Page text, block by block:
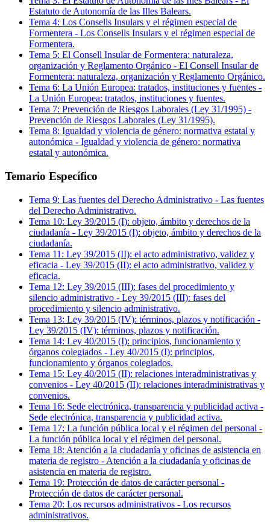
Estatuto de Autonomía de las Illes Balears.
Tema 4: Los Consells Insulars y el régimen especial de
Formentera - Los Consells Insulars y el régimen especial de
Formentera.
Tema 5: El Consell Insular de Formentera: naturaleza,
organización y Reglamento Orgánico - El Consell Insular de
Formentera: naturaleza, organización y Reglamento Orgánico.
Tema 6: La Unión Europea: tratados, instituciones y fuentes -
La Unión Europea: tratados, instituciones y fuentes.
Tema 7: Prevención de Riesgos Laborales (Ley 31/1995) -
Prevención de Riesgos Laborales (Ley 31/1995).
Tema 8: Igualdad y violencia de género: normativa estatal y
autonómica - Igualdad y violencia de género: normativa
estatal y autonómica.
Temario Específico
Tema 9: Las fuentes del Derecho Administrativo - Las fuentes
del Derecho Administrativo.
Tema 10: Ley 39/2015 (I): objeto, ámbito y derechos de la
ciudadanía - Ley 39/2015 (I): objeto, ámbito y derechos de la
ciudadanía.
Tema 11 : Ley 39/2015 (II): el acto administrativo, validez y
eficacia - Ley 39/2015 (II): el acto administrativo, validez y
eficacia.
Tema 12: Ley 39/2015 (III): fases del procedimiento y
silencio administrativo - Ley 39/2015 (III): fases del
procedimiento y silencio administrativo.
Tema 13: Ley 39/2015 (IV): términos, plazos y notificación -
Ley 39/2015 (IV): términos, plazos y notificación.
Tema 14: Ley 40/2015 (I): principios, funcionamiento y
órganos colegiados - Ley 40/2015 (I): principios,
funcionamiento y órganos colegiados.
Tema 15: Ley 40/2015 (II): relaciones interadministrativas y
convenios - Ley 40/2015 (II): relaciones interadministrativas y
convenios.
Tema 16: Sede electrónica, transparencia y publicidad activa -
Sede electrónica, transparencia y publicidad activa.
Tema 17: La función pública local y el régimen del personal -
La función pública local y el régimen del personal.
Tema 18: Atención a la ciudadanía y oficinas de asistencia en
materia de registro - Atención a la ciudadanía y oficinas de
asistencia en materia de registro.
Tema 19: Protección de datos de carácter personal -
Protección de datos de carácter personal.
Tema 20: Los recursos administrativos - Los recursos
administrativos.